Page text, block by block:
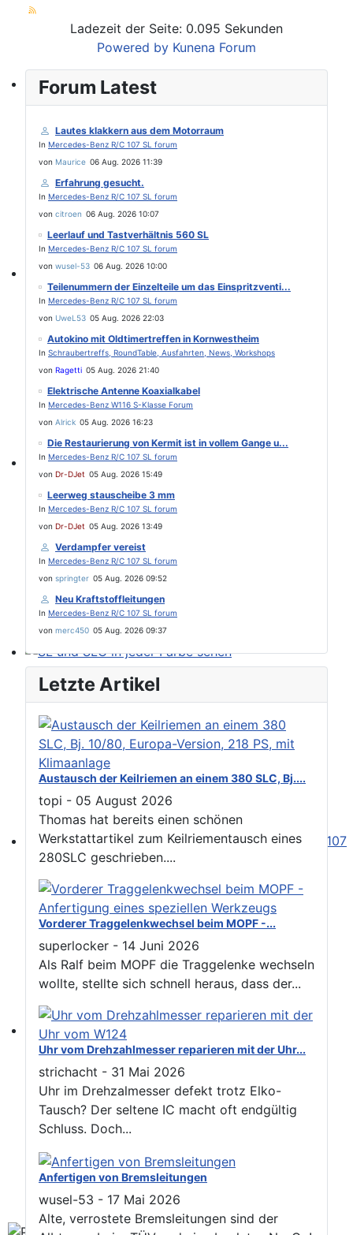
107-Zahlen
Werkstatt Artikel
107er Technik
SL und SLC in jeder Farbe sehen
Please send your pre 82 datacards to Sternzeit-107
Find experts around MB 107 SL / SLC
Ladezeit der Seite: 0.095 Sekunden
Powered by Kunena Forum
Forum Latest
Lautes klakkern aus dem Motorraum
In Mercedes-Benz R/C 107 SL forum
von Maurice 06 Aug. 2026 11:39
Erfahrung gesucht.
In Mercedes-Benz R/C 107 SL forum
von citroen 06 Aug. 2026 10:07
Leerlauf und Tastverhältnis 560 SL
In Mercedes-Benz R/C 107 SL forum
von wusel-53 06 Aug. 2026 10:00
Teilenummern der Einzelteile um das Einspritzventi...
In Mercedes-Benz R/C 107 SL forum
von UweL53 05 Aug. 2026 22:03
Autokino mit Oldtimertreffen in Kornwestheim
In Schraubertreffs, RoundTable, Ausfahrten, News, Workshops
von Ragetti 05 Aug. 2026 21:40
Elektrische Antenne Koaxialkabel
In Mercedes-Benz W116 S-Klasse Forum
von Alrick 05 Aug. 2026 16:23
Die Restaurierung von Kermit ist in vollem Gange u...
In Mercedes-Benz R/C 107 SL forum
von Dr-DJet 05 Aug. 2026 15:49
Leerweg stauscheibe 3 mm
In Mercedes-Benz R/C 107 SL forum
von Dr-DJet 05 Aug. 2026 13:49
Verdampfer vereist
In Mercedes-Benz R/C 107 SL forum
von springter 05 Aug. 2026 09:52
Neu Kraftstoffleitungen
In Mercedes-Benz R/C 107 SL forum
von merc450 05 Aug. 2026 09:37
Letzte Artikel
Austausch der Keilriemen an einem 380 SLC, Bj....
topi - 05 August 2026
Thomas hat bereits einen schönen
Werkstattartikel zum Keilriementausch eines
280SLC geschrieben....
Vorderer Traggelenkwechsel beim MOPF -...
superlocker - 14 Juni 2026
Als Ralf beim MOPF die Traggelenke wechseln
wollte, stellte sich schnell heraus, dass der...
Uhr vom Drehzahlmesser reparieren mit der Uhr...
strichacht - 31 Mai 2026
Uhr im Drehzalmesser defekt trotz Elko-
Tausch? Der seltene IC macht oft endgültig
Schluss. Doch...
Anfertigen von Bremsleitungen
wusel-53 - 17 Mai 2026
Alte, verrostete Bremsleitungen sind der